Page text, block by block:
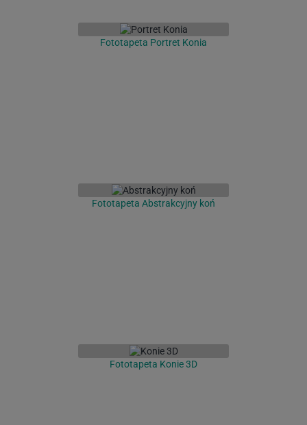
Fototapeta Portret Konia
Fototapeta Abstrakcyjny koń
Fototapeta Konie 3D